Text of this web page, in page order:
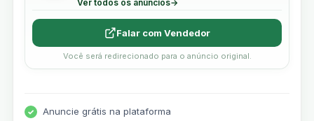
Ver todos os anúncios→
Falar com Vendedor
Você será redirecionado para o anúncio original.
Anuncie grátis na plataforma